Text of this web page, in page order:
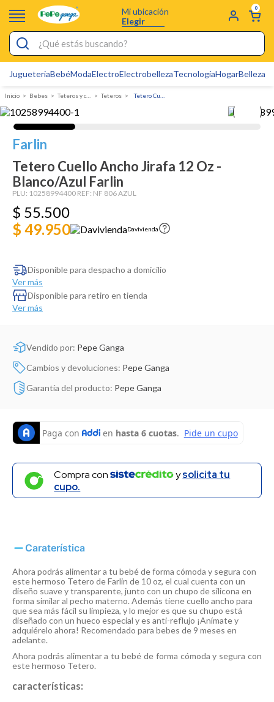
Mi ubicación
Elegir
0
¿Qué estás buscando?
JugueteriaBebéModaElectroElectrobellezaTecnologíaHogarBelleza
Bebes Teteros y chupos Teteros
Farlin
Tetero Cuello Ancho Jirafa 12 Oz -
Blanco/Azul Farlin
PLU: 10258994400 REF: NF 806 AZUL
$ 55.500
$ 49.950
Davivienda
Disponible para despacho a domicilio
Ver más
Disponible para retiro en tienda
Ver más
Vendido por: Pepe Ganga
Cambios y devoluciones: Pepe Ganga
Garantía del producto: Pepe Ganga
Compra con ysolicita tu
cupo.
Caraterística
Ahora podrás alimentar a tu bebé de forma cómoda y segura con
este hermoso Tetero de Farlin de 10 oz, el cual cuenta con un
diseño suave y transparente, junto con un chupo de silicona en
forma similar al pecho materno. Además tiene cuello ancho para
que sea más fácil su limpieza, y lo mejor es que su chupo está
diseñado con un hueco especial y es anti-reflujo ¡Anímate y
adquiérelo ahora! Recomendado para bebes de 9 meses en
adelante.
Ahora podrás alimentar a tu bebé de forma cómoda y segura con
este hermoso Tetero.
características:
Pijamas
Electro
Figuras Toy Story
Carters
Cartas Pokemon
Silla Mecedora Bebé
Cuna Colecho
Dinosaurio Juguete